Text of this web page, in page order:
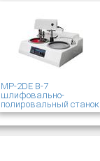
MP-2DE В-7
шлифовально-
полировальный станок